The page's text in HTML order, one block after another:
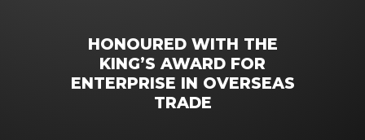
HONOURED WITH THE
KING’S AWARD FOR
ENTERPRISE IN OVERSEAS
TRADE